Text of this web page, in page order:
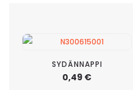
SYDÄNNAPPI
0,49 €